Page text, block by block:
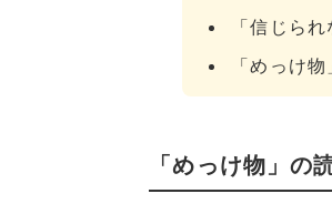
「信じら
「めっけ
「めっけ物」の